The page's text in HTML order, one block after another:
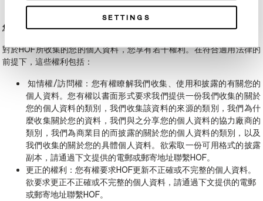
SETTINGS
您的權利
對於HOF所收集的您的個人資料，您享有若干權利。在符合適用法律的
前提下，這些權利包括：
知情權/訪問權：您有權瞭解我們收集、使用和披露的有關您的
個人資料。您有權以書面形式要求我們提供一份我們收集的關於
您的個人資料的類別，我們收集該資料的來源的類別，我們為什
麼收集關於您的資料，我們與之分享您的個人資料的協力廠商的
類別，我們為商業目的而披露的關於您的個人資料的類別，以及
我們收集的關於您的具體個人資料。欲索取一份可用格式的披露
副本，請通過下文提供的電郵或郵寄地址聯繫HOF。
更正的權利：您有權要求HOF更新不正確或不完整的個人資料。
欲要求更正不正確或不完整的個人資料，請通過下文提供的電郵
或郵寄地址聯繫HOF。